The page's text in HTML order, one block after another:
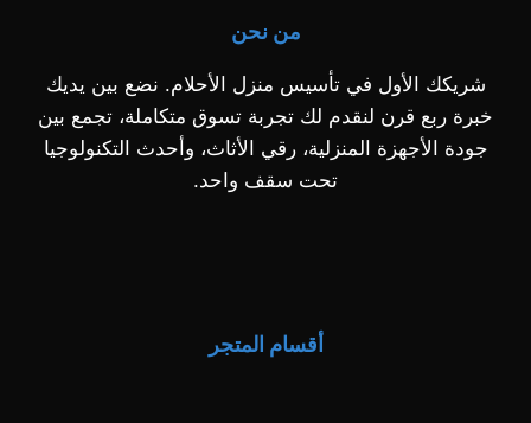
من نحن
شريكك الأول في تأسيس منزل الأحلام. نضع بين يديك
خبرة ربع قرن لنقدم لك تجربة تسوق متكاملة، تجمع بين
جودة الأجهزة المنزلية، رقي الأثاث، وأحدث التكنولوجيا
تحت سقف واحد.
أقسام المتجر